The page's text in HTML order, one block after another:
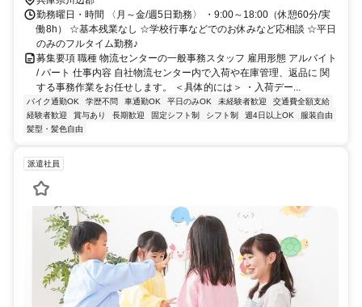
勤務曜日・時間 〈月～金/週5日勤務〉 ・9:00～18:00（休憩60分/実
働8h） ☆基本残業なし ☆学校行事などでのお休みなど応相談 ☆平日
のみのフルタイム勤務♪
募集要項 職種 物流センターの一般事務スタッフ 雇用形態 アルバイト
/ パート 仕事内容 自社物流センター内で入荷や在庫管理、返品に 関
する事務作業をお任せします。 ＜具体的には＞ ・入荷デー...
バイク通勤OK 学歴不問 車通勤OK 平日のみOK 未経験者歓迎
交通費全額支給
経験者歓迎
賞与あり 長期歓迎 固定シフト制 シフト制 週4日以上OK
服装自由
髪型・髪色自由
派遣社員